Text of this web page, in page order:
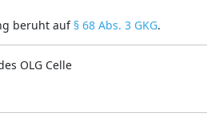
beruht auf § 68 Abs. 3 GKG.
OLG Celle